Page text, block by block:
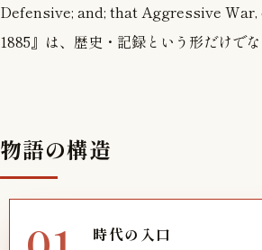
Defensive; and; that Aggressive
1885』は、歴史・記録という形だけで
物語の構造
時代の入口